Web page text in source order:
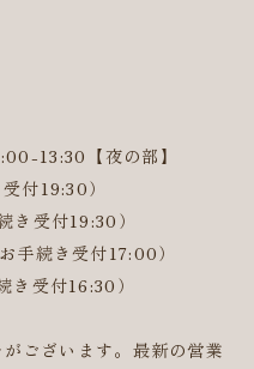
13:30【夜の部】
付19:30）
受付19:30）
続き受付17:00）
受付16:30）
ございます。最新の営業